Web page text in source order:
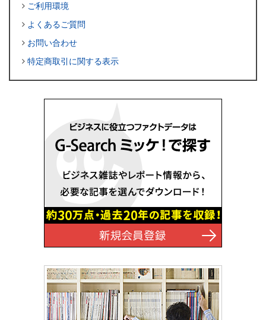
ご利用環境
よくあるご質問
お問い合わせ
特定商取引に関する表示